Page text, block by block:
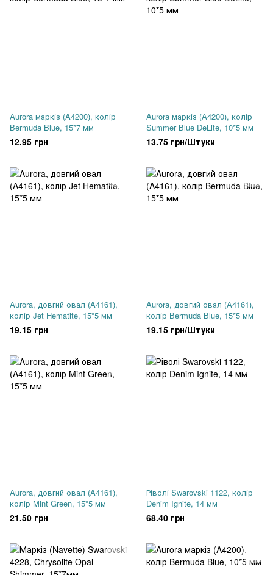
Aurora маркіз (A4200), колір
Bermuda Blue, 15*7 мм
12.95 грн
Aurora маркіз (A4200), колір
Summer Blue DeLite, 10*5 мм
13.75 грн/Штуки
Aurora, довгий овал (A4161),
колір Jet Hematite, 15*5 мм
19.15 грн
Aurora, довгий овал (A4161),
колір Bermuda Blue, 15*5 мм
19.15 грн/Штуки
Aurora, довгий овал (A4161),
колір Mint Green, 15*5 мм
21.50 грн
Ріволі Swarovski 1122, колір
Denim Ignite, 14 мм
68.40 грн